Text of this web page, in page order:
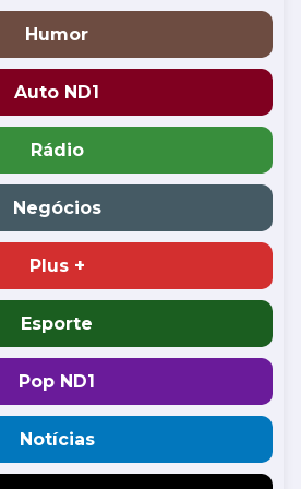
Humor
Auto ND1
Rádio
Negócios
Plus +
Esporte
Pop ND1
Notícias